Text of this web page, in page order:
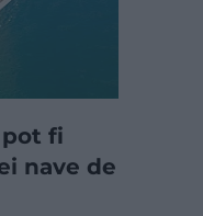
pot fi
nave de